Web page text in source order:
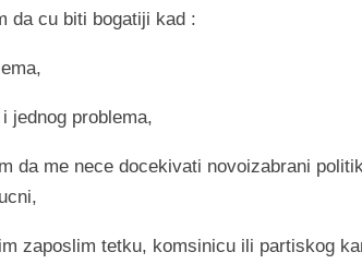
da cu biti bogatiji kad :
jednog problema,
da me nece docekivati novoizabrani
zaposlim tetku, komsinicu ili partiskog